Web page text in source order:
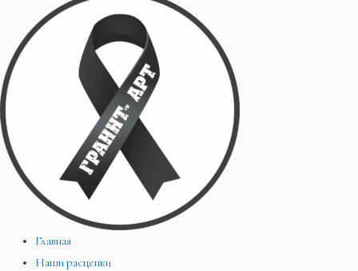
Главная
Наши расценки